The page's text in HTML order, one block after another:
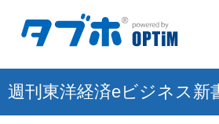
週刊東洋経済eビジネス新